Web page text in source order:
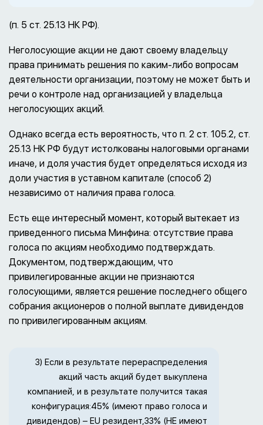
(п. 5 ст. 25.13 НК РФ).
Неголосующие акции не дают своему владельцу
права принимать решения по каким-либо вопросам
деятельности организации, поэтому не может быть и
речи о контроле над организацией у владельца
неголосующих акций.
Однако всегда есть вероятность, что п. 2 ст. 105.2, ст.
25.13 НК РФ будут истолкованы налоговыми органами
иначе, и доля участия будет определяться исходя из
доли участия в уставном капитале (способ 2)
независимо от наличия права голоса.
Есть еще интересный момент, который вытекает из
приведенного письма Минфина: отсутствие права
голоса по акциям необходимо подтверждать.
Документом, подтверждающим, что
привилегированные акции не признаются
голосующими, является решение последнего общего
собрания акционеров о полной выплате дивидендов
по привилегированным акциям.
3) Если в результате перераспределения
акций часть акций будет выкуплена
компанией, и в результате получится такая
конфигурация:45% (имеют право голоса и
дивидендов) – EU резидент,33% (НЕ имеют